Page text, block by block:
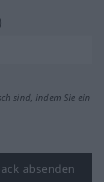
sind, indem Sie ein
absenden